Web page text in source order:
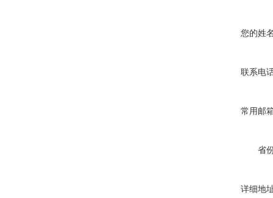
您的姓
联系电
常用邮
省
详细地